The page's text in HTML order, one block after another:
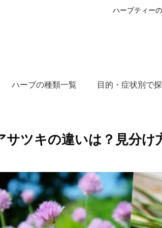
ハーブティー
ハーブの種類一覧 目的・症状別で
サツキの違いは？見分け